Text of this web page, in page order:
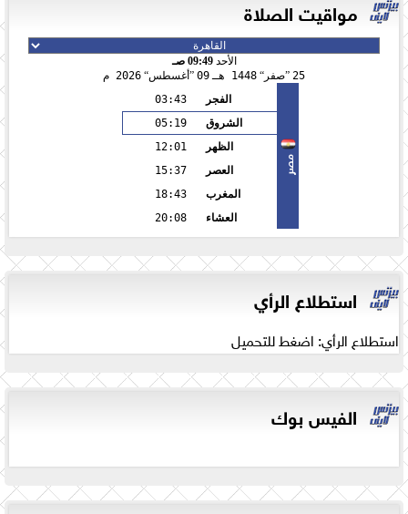
مواقيت الصلاة
الأحد09:49 صـ
25
صفر 1448 هـ 09 أغسطس 2026 م
مصر
الفجر
03:43
الشروق
05:19
الظهر
12:01
العصر
15:37
المغرب
18:43
العشاء
20:08
استطلاع الرأي
استطلاع الرأي: اضغط للتحميل
الفيس بوك